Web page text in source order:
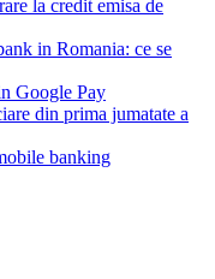
la credit emisa de
in Romania: ce se
Google Pay
din prima jumatate a
banking